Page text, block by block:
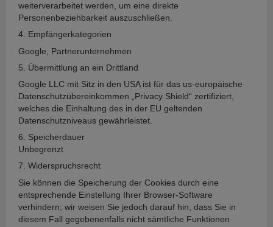
weiterverarbeitet werden, um eine direkte
Personenbeziehbarkeit auszuschließen.
4. Empfängerkategorien
Google, Partnerunternehmen
5. Übermittlung an ein Drittland
Google LLC mit Sitz in den USA ist für das us-europäische
Datenschutzübereinkommen „Privacy Shield“ zertifiziert,
welches die Einhaltung des in der EU geltenden
Datenschutzniveaus gewährleistet.
6. Speicherdauer
Unbegrenzt
7. Widerspruchsrecht
Sie können die Speicherung der Cookies durch eine
entsprechende Einstellung Ihrer Browser-Software
verhindern; wir weisen Sie jedoch darauf hin, dass Sie in
diesem Fall gegebenenfalls nicht sämtliche Funktionen